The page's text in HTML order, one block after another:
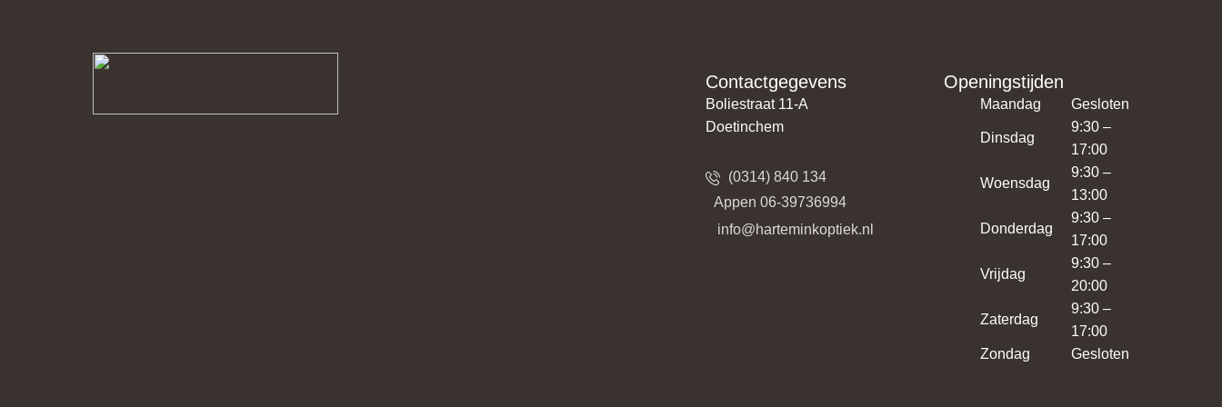
Contactgegevens
Boliestraat 11-A
Doetinchem
(0314) 840 134
​​Appen 06-39736994
​​​ info@harteminkoptiek.nl
Openingstijden
Maandag Gesloten
Dinsdag
9:30 –
17:00
Woensdag
9:30 –
13:00
Donderdag
9:30 –
17:00
Vrijdag
9:30 –
20:00
Zaterdag
9:30 –
17:00
Zondag
Gesloten